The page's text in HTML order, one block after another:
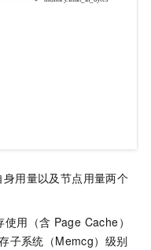
用量以及节点用量两个
使用（含 Page Cache）
子系统（Memcg）级别